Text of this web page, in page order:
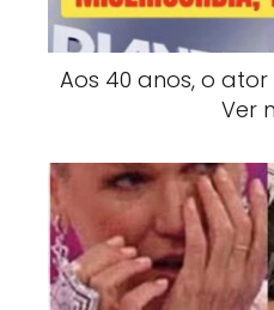
Aos 40 anos, o
Ver